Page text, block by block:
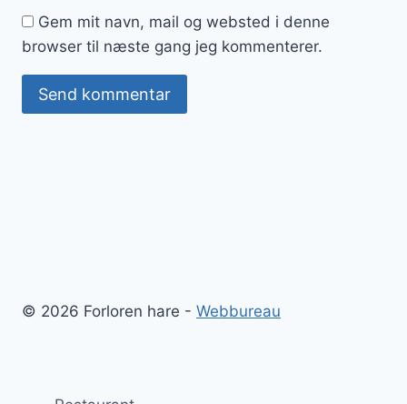
Gem mit navn, mail og websted i denne
browser til næste gang jeg kommenterer.
© 2026 Forloren hare - Webbureau